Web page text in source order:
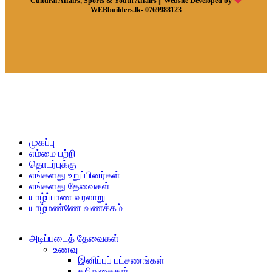
முகப்பு
எம்மை பற்றி
தொடர்புக்கு
எங்களது உறுப்பினர்கள்
எங்களது தேவைகள்
யாழ்ப்பாண வரலாறு
யாழ்மண்ணே வணக்கம்
அடிப்படைத் தேவைகள்
உணவு
இனிப்புப் பட்சணங்கள்
WEBbuilders.lk- 0769988123